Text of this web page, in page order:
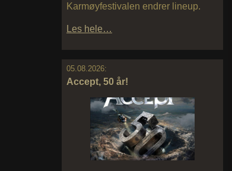
Karmøyfestivalen endrer lineup.
Les hele…
05.08.2026:
Accept, 50 år!